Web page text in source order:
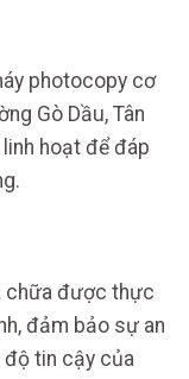
photocopy cơ
Gò Dầu, Tân
hoạt để đáp
chữa được thực
đảm bảo sự an
độ tin cậy của